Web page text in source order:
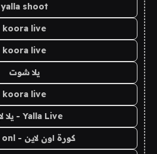
yalla shoot
koora live
koora live
يلا شوت
koora live
Yalla Live - يلا لايف
كورة اون لاين - koora onl